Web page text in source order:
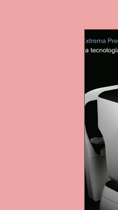
Eventos y Congresos